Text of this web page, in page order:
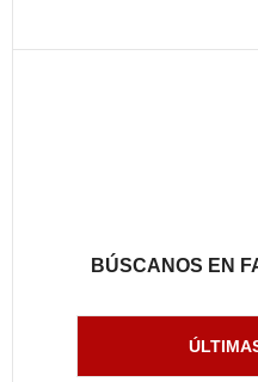
BÚSCANOS EN